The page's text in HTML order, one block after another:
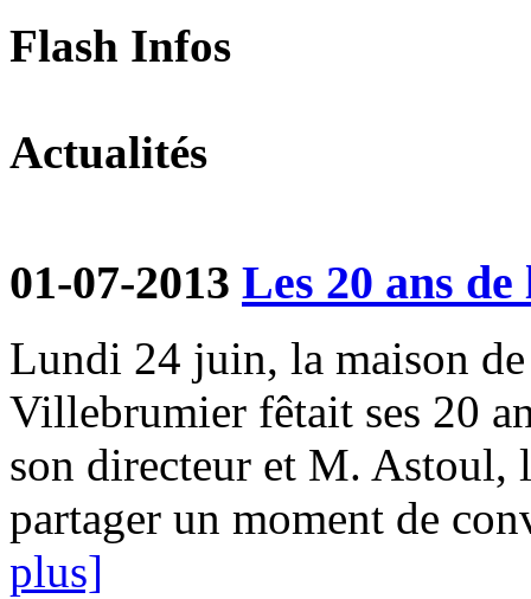
Flash Infos
Actualités
01-07-2013 Les 20 ans
Lundi 24 juin, la maison de
Villebrumier fêtait ses 20
son directeur et M.
partager un moment de
plus]